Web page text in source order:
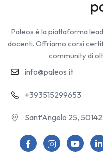
Paleos è la piattaforma
docenti. Offriamo corsi
community di
info@paleos.it
+393515299653
Sant’Angelo 25,